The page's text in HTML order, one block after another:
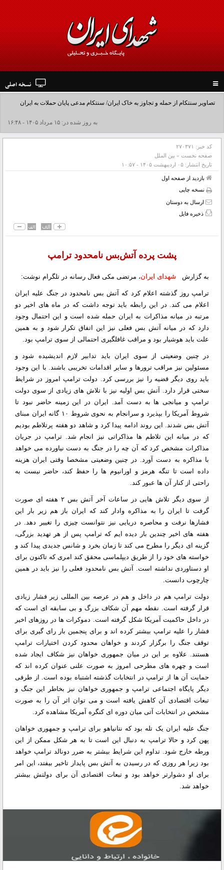
navigation
نسخه اصلی
تصاویر سنتکام از حمله و تجاوز به خاک ایران/ سنتکام مدعی پایان حملات به ایران
شد+فیلم به روز شده در: ۱۵ مرداد ۱۴۰۵ - ۱۶:۴۸
کد خبر: ۲۷۰۳۷۱
صفحه نخست » بین الملل
تاریخ انتشار: ۰۵ ارديبهشت ۱۴۰۵ - ۱۰:۵۷
بازدید از صفحه اول
نسخه چاپی
ارسال به دوستان
ذخیره فایل
پشت پرده آتش‌بس نامحدود ترامپ
به گزارش شهدای ایران، مرتضی مکی فعال رسانه در تلگرام نوشت:
ترامپ روز گذشته اعلام کرد که آتش بس نامحدود در جنگ علیه ایران
اعلام می کند. در این رابطه باید توجه داشت که در ماه های اخیر دو
مرتبه در میانه مذاکرات به ایران حمله شده است و این احتمال وجود
دارد که در میانه آتش بس فعلی نیز این اتفاق تکرار شود و به همین
علت باید هوشیار بود و مراقب غافلگیری احتمالی از سوی ترامپ بود.
در چنین وضعیتی از سوی ایران باید تدابیر لازم اندیشیده شود و
مسئولین نیز مراقب ترورها و سایر اقدامات تخریبی باشند. با این وجود
باید روی دیگر قضیه را نیز بررسی کرد. دولت ترامپ امروز در شرایط
سختی قرار دارد. آتش بس اولیه نیز با تلاش های زیادی از سوی دولت
ترامپ و میانجی ها به دست آمد. ایران در این زمینه حاضر نبود تا
شروط آمریکا را بپذیرد و سرانجام به نحوی شروط ۱۰ گانه ایران مبنای
آتش بس شدند. این روند ادامه پیدا کرد و شاهد دو هفته پرتلاطم بودیم
که در میانه این تلاطم ها مذاکراتی نیز انجام شد. ترامپ در جریان
مذاکرات مشخص کرد که آن چه را در جنگ به دست نیاورده می خواهد
با مذاکره به دست آورد. در چنین وضعیتی مشخصا وقتی ایران هزینه
داده است تا تنگه هرمز و اورانیوم ها را حفظ کند، حاضر نیست به
راحتی از کنار آن ها عبور کند.
از سوی دیگر تلاش هایی در ساعات آخر آتش بس ۲ هفته ای صورت
گرفت تا ایران را به مذاکره وادار کند که ایران باز هم زیر بار این
فشارها نرفت و محاصره دریایی نیز نتوانست چیزی را تغییر دهد. در
هفته های اخیر چندین بار دیده ایم که ترامپ پس از هر تهدید بزرگی،
گزینه ای دیگر را مطرح می کند تا زمان بخرد و شانس جدیدی پیدا کند و
خواسته های خود را از طریق دیپلماسی محقق کند امری که تاکنون برای
او دستاوردی نداشته است. آتش بس نامحدود فعلی را نیز باید در همین
چارچوب دانست.
دولت ترامپ هم در داخل و هم در عرصه بین المللی زیر فشار زیادی
قرار گرفته است. نقطه مهم آن شکاف بزرگ و بی سابقه ای است که
در داخل حاکمیت آمریکا شکل گرفته است. دموکرات ها در روزهای اخیر
فشار را علیه ترامپ بیشتر کرده اند و برای پنجمین بار رای گیری برای
توقف جنگ را برگزار کردند و خواهان محدود کردن اختیارات ترامپ
هستند. علاوه بر این در میان جمهوری خواهان نیز شکاف ایجاد شده
است و چهره های مطرحی امروز به صورت علنی عنوان کرده اند که
حمایت آن ها از ترامپ در انتخابات گذشته اشتباه بوده است. از طرفی
دیگر پایگاه اجتماعی ترامپ و جمهوری خواهان نیز بخاطر این جنگ و
تبعات اقتصادی آن کاهش یافته است و می توان اثر آن را به صورت
مشخص در انتخابات آتی میان دوره ای کنگره آمریکا مشاهده کرد.
جنگ علیه ایران یک تله بود که نتانیاهو برای ترامپ و جمهوری خواهان
پهن کرد و حالا ترامپ به دنبال این است تا به هر شکل ممکن از این
ورطه خارج شود. تداوم این شرایط بیشتر به ضرر دونالد ترامپ خواهد
بود زیرا هر روزی که در رسیدن به آتش بس پایدار تاخیر بیفتد، این امر
برای او دشوارتر خواهد بود و تبعات اقتصادی آن برای دولتش بیشتر
خواهد شد.